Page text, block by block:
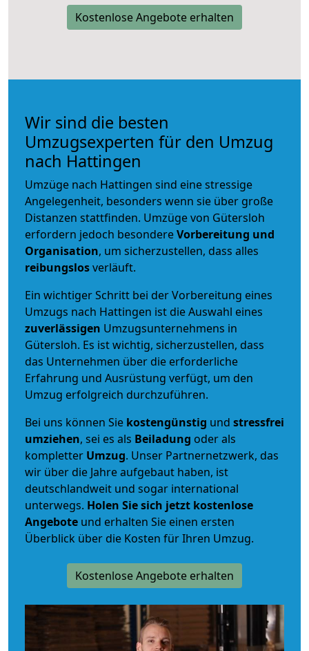
Kostenlose Angebote erhalten
Wir sind die besten
Umzugsexperten für den Umzug
nach Hattingen
Umzüge nach Hattingen sind eine stressige
Angelegenheit, besonders wenn sie über große
Distanzen stattfinden. Umzüge von Gütersloh
erfordern jedoch besondereVorbereitung und
Organisation, um sicherzustellen, dass alles
reibungslosverläuft.
Ein wichtiger Schritt bei der Vorbereitung eines
Umzugs nach Hattingen ist die Auswahl eines
zuverlässigen Umzugsunternehmens in
Gütersloh. Es ist wichtig, sicherzustellen, dass
das Unternehmen über die erforderliche
Erfahrung und Ausrüstung verfügt, um den
Umzug erfolgreich durchzuführen.
Bei uns können Sie kostengünstig und stressfrei
umziehen, sei es als Beiladung oder als
kompletter Umzug. Unser Partnernetzwerk, das
wir über die Jahre aufgebaut haben, ist
deutschlandweit und sogar international
unterwegs. Holen Sie sich jetzt kostenlose
Angebote und erhalten Sie einen ersten
Überblick über die Kosten für Ihren Umzug.
Kostenlose Angebote erhalten